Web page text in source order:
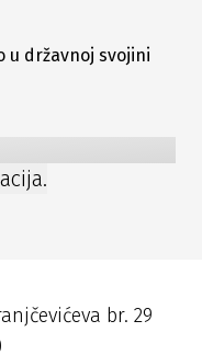
u državnoj svojini
br. 29